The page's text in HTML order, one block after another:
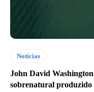
Notícias
John David
sobrenatural